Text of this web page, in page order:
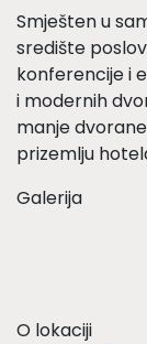
Smješten u
središte
konferencije i
i modernih
manje
prizemlju
Galerija
O lokaciji